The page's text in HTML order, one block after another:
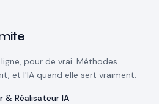
pour de vrai. Méthodes
et l'IA quand elle sert vraiment.
& Réalisateur IA